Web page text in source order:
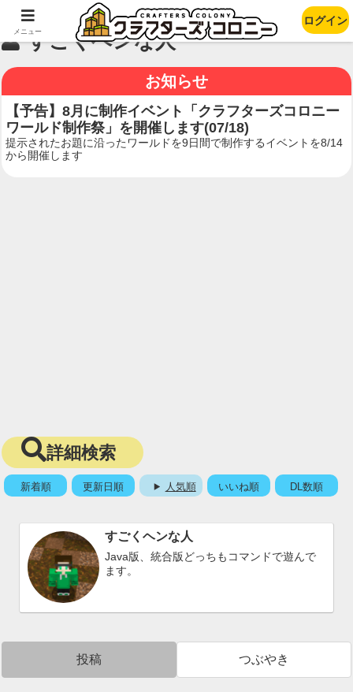
すごくヘンな人
お知らせ
【予告】8月に制作イベント「クラフターズコロニー
ワールド制作祭」を開催します(07/18)
提示されたお題に沿ったワールドを9日間で制作するイベントを8/14
から開催します
詳細検索
新着順 更新日順 人気順 いいね順 DL数順
すごくヘンな人
Java版、統合版どっちもコマンドで遊んで
ます。
投稿 つぶやき
メニュー
ログイン